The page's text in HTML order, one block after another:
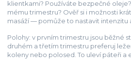
klientkami? Používáte bezpečné
mému trimestru? Ověř si i možnosti
masáží — pomůže to nastavit intenzitu
Polohy: v prvním trimestru jsou běžné
druhém a třetím trimestru preferuj
koleny nebo polosed. To uleví páteři a